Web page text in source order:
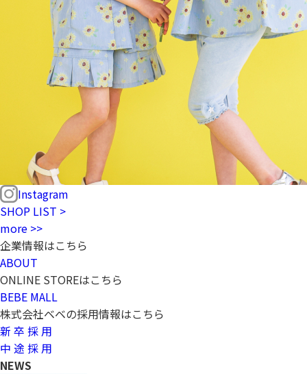
Instagram
SHOP LIST >
more >>
企業情報はこちら
ABOUT
ONLINE STOREはこちら
BEBE MALL
株式会社ベベの採用情報はこちら
新 卒 採 用
中 途 採 用
NEWS